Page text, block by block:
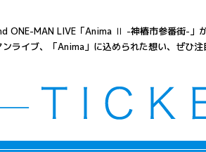
ONE-MAN LIVE「Anima Ⅱ -神椿市参番街-」
ライブ、「Anima」に込められた想い、ぜひ注